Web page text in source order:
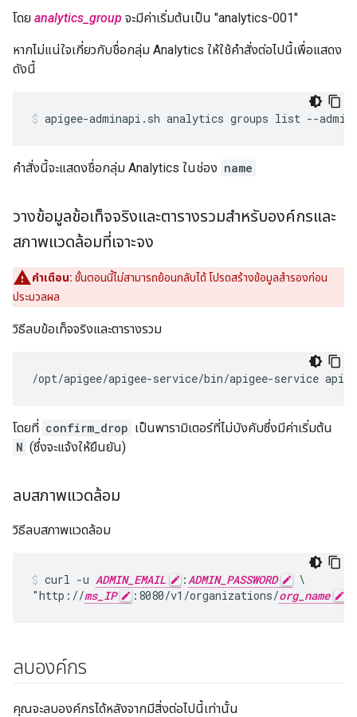
โดย analytics_group จะมีค่าเริ่มต้นเป็น "analytics-001"
หากไม่แน่ใจเกี่ยวกับชื่อกลุ่ม Analytics ให้ใช้คําสั่งต่อไปนี้เพื่อแสดง
ดังนี้
apigee-adminapi.sh analytics groups list --
คำสั่งนี้จะแสดงชื่อกลุ่ม Analytics ในช่อง name
วางข้อมูลข้อเท็จจริงและตารางรวมสำหรับองค์กรและ
สภาพแวดล้อมที่เจาะจง
คำเตือน: ขั้นตอนนี้ไม่สามารถย้อนกลับได้ โปรดสร้างข้อมูลสำรองก่อน
ประมวลผล
วิธีลบข้อเท็จจริงและตารางรวม
/opt/apigee/apigee-service/bin/apigee-service
โดยที่ confirm_drop เป็นพารามิเตอร์ที่ไม่บังคับซึ่งมีค่าเริ่มต้น
N (ซึ่งจะแจ้งให้ยืนยัน)
ลบสภาพแวดล้อม
วิธีลบสภาพแวดล้อม
curl -u ADMIN_EMAIL :ADMIN_PASSWORD
\
"http://ms_IP :8080/v1/organizations/org_name
ลบองค์กร
คุณจะลบองค์กรได้หลังจากมีสิ่งต่อไปนี้เท่านั้น